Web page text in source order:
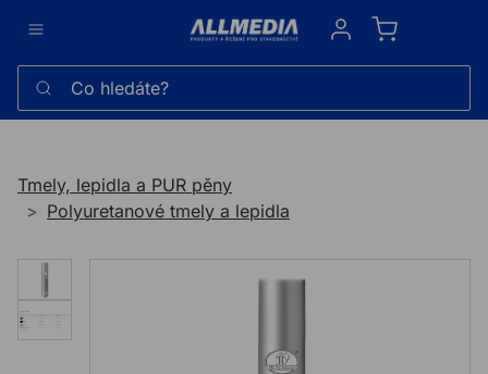
Sign in
Co hledáte?
Tmely, lepidla a PUR pěny
Polyuretanové tmely a lepidla